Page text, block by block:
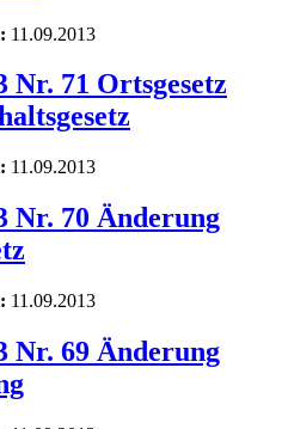
11.09.2013
Nr. 71 Ortsgesetz
11.09.2013
Nr. 70 Änderung
11.09.2013
Nr. 69 Änderung